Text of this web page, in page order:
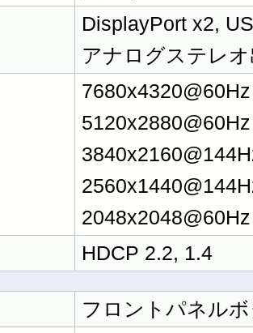
DisplayPort x2,
アナログステレ
HDCP 2.2, 1.4
フロントパネル